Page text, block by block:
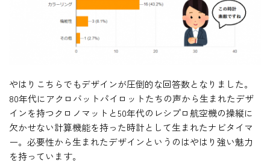
やはりこちらでもデザインが圧倒的な回答数となりました。
80年代にアクロバットパイロットたちの声から生まれたデザ
インを持つクロノマットと50年代のレシプロ航空機の操縦に
欠かせない計算機能を持った時計として生まれたナビタイマ
ー。必要性から生まれたデザインというのはやはり強い魅力
を持っています。